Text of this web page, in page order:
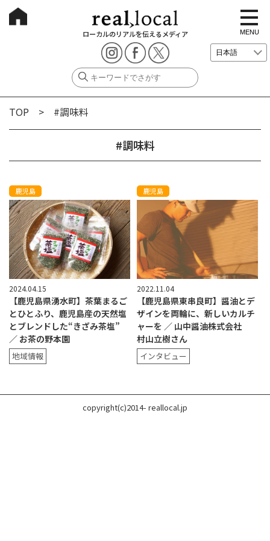
ローカルのリアルを伝えるメディア
t
o
g
g
e
i
i
MENU
TOP > #調味料
#調味料
鹿児島
2024.04.15
【鹿児島県湧水町】茶葉まるご
とひとふり、鹿児島産の天然塩
とブレンドした“きざみ茶塩”
／ お茶の野本園
地域情報
鹿児島
2022.11.04
【鹿児島県東串良町】醤油とデ
ザインを両輪に、新しいカルチ
ャーを ／ 山中醤油株式会社
村山立樹さん
インタビュー
copyright(c)2014- reallocal.jp